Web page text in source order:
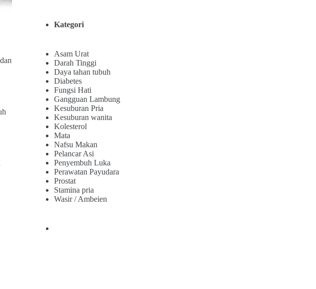
Kategori
Asam Urat
Darah Tinggi
Daya tahan tubuh
Diabetes
Fungsi Hati
Gangguan Lambung
Kesuburan Pria
Kesuburan wanita
Kolesterol
Mata
Nafsu Makan
Pelancar Asi
Penyembuh Luka
Perawatan Payudara
Prostat
Stamina pria
Wasir / Ambeien